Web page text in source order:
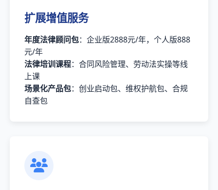
扩展增值服务
年度法律顾问包：企业版2888元/年，个人版888
元/年
法律培训课程：合同风险管理、劳动法实操等线
上课
场景化产品包：创业启动包、维权护航包、合规
自查包